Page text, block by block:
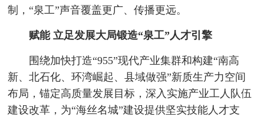
制，“泉工”声音覆盖更广、传播更远。
赋能 立足发展大局锻造“泉工”人才引擎
围绕加快打造“955”现代产业集群和构建“南高
新、北石化、环湾崛起、县域做强”新质生产力空间
布局，锚定高质量发展目标，深入实施产业工人队伍
建设改革，为“海丝名城”建设提供坚实技能人才支